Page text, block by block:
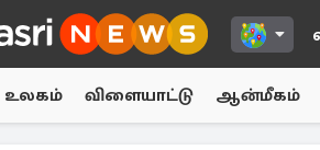
உலகம் விளையாட்டு ஆன்மீகம்